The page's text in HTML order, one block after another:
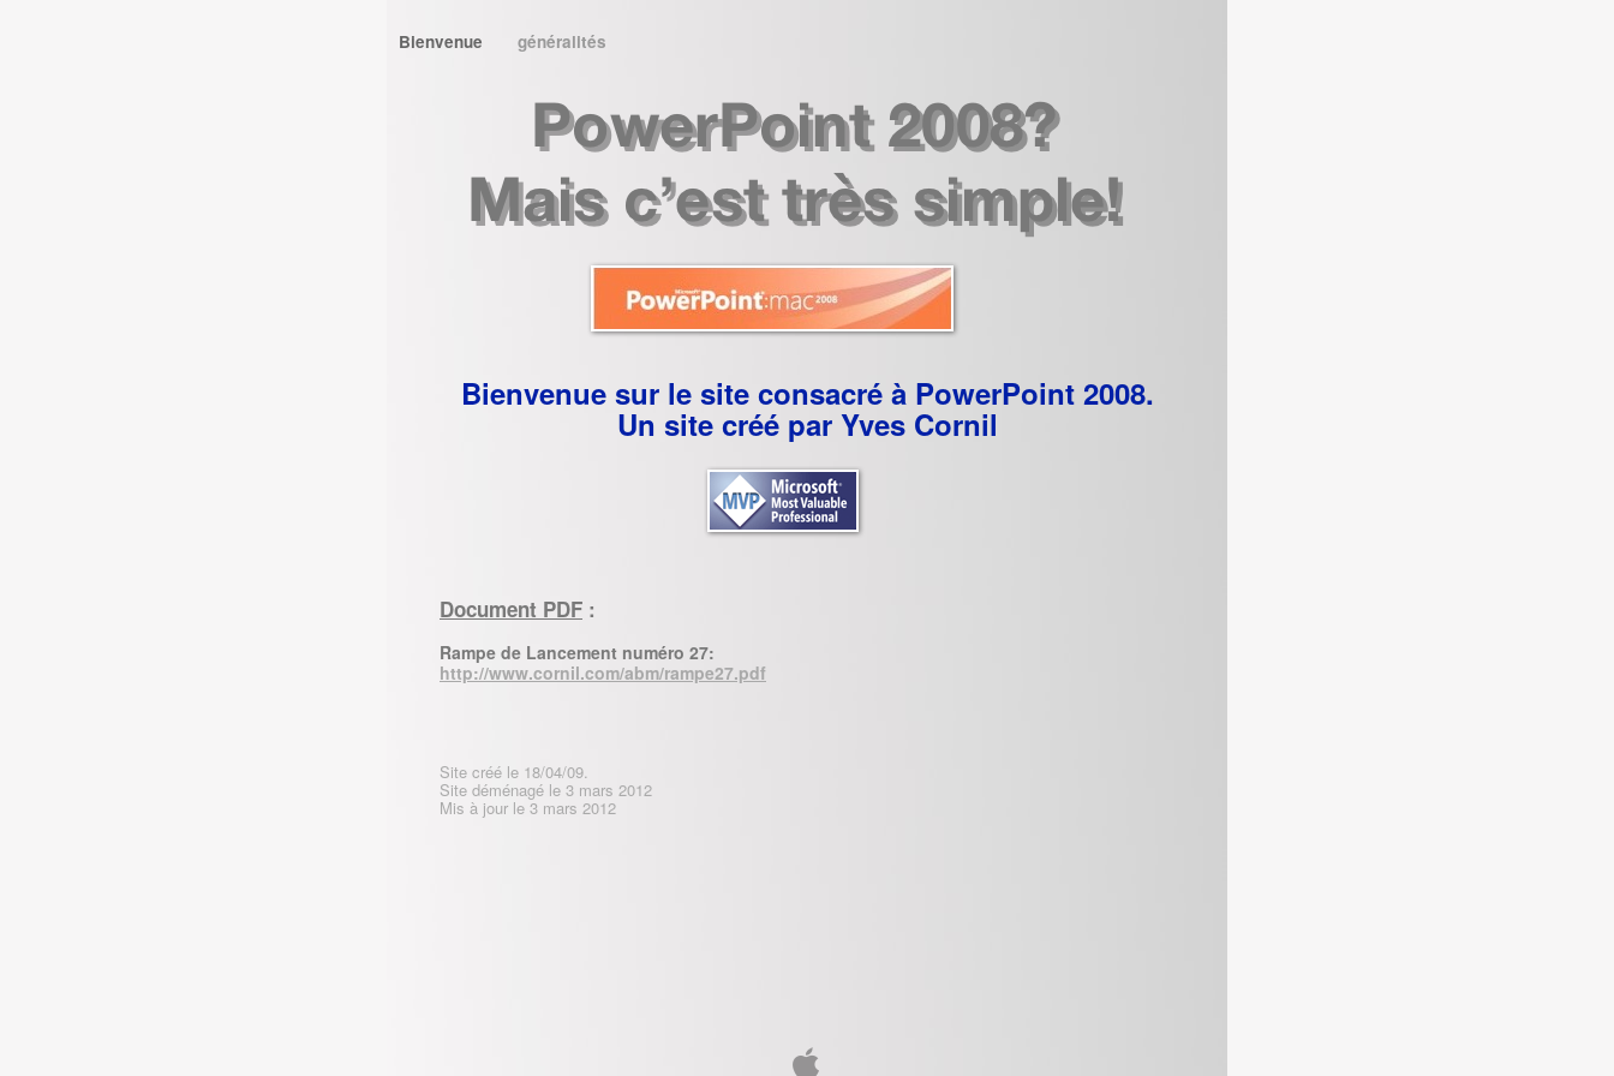
Bienvenue généralités
Document PDF :
Rampe de Lancement numéro 27:
http://www.cornil.com/abm/rampe27.pdf
Site créé le 18/04/09.
Site déménagé le 3 mars 2012
Mis à jour le 3 mars 2012
Bienvenue sur le site consacré à PowerPoint 2008.
Un site créé par Yves Cornil